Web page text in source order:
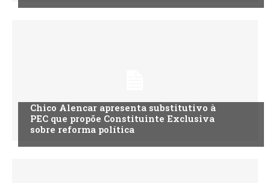
Chico Alencar apresenta substitutivo à
PEC que propõe Constituinte Exclusiva
sobre reforma política